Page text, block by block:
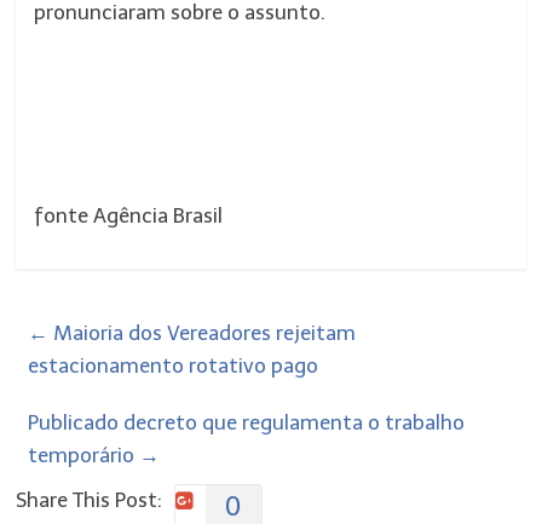
pronunciaram sobre o assunto.
fonte Agência Brasil
← Maioria dos Vereadores rejeitam
estacionamento rotativo pago
Publicado decreto que regulamenta o trabalho
temporário →
Share This Post:
0